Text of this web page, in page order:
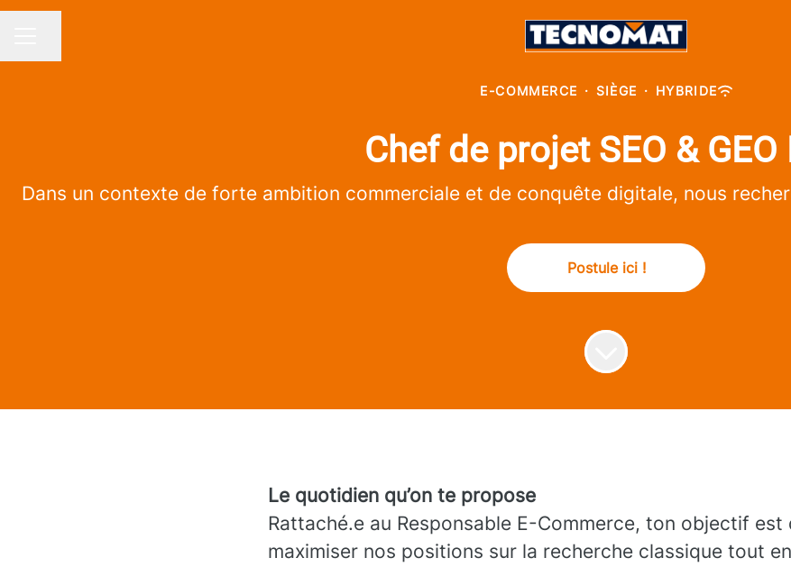
E-COMMERCE · SIÈGE · HYBRIDE
Chef de projet SEO &
Dans un contexte de forte ambition commerciale et de conquête digitale, nous
Postule ici !
Le quotidien qu’on te propose
Rattaché.e au Responsable E-Commerce, ton objectif est
maximiser nos positions sur la recherche classique tout